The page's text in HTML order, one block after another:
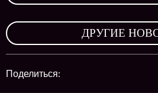
ДРУГИЕ
Поделиться: